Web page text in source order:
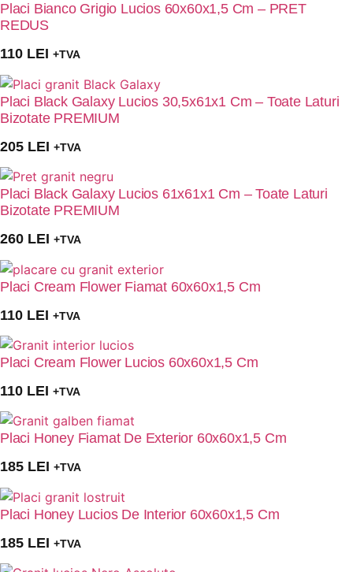
Placi Bianco Grigio Lucios 60x60x1,5 Cm – PRET
REDUS
110 LEI +TVA
Placi Black Galaxy Lucios 30,5x61x1 Cm – Toate Laturi
Bizotate PREMIUM
205 LEI +TVA
Placi Black Galaxy Lucios 61x61x1 Cm – Toate Laturi
Bizotate PREMIUM
260 LEI +TVA
Placi Cream Flower Fiamat 60x60x1,5 Cm
110 LEI +TVA
Placi Cream Flower Lucios 60x60x1,5 Cm
110 LEI +TVA
Placi Honey Fiamat De Exterior 60x60x1,5 Cm
185 LEI +TVA
Placi Honey Lucios De Interior 60x60x1,5 Cm
185 LEI +TVA